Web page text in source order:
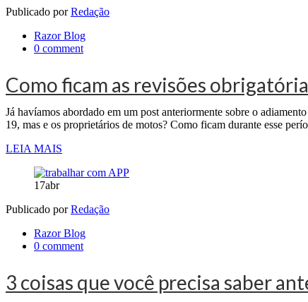
Publicado porRedação
Razor Blog
0 comment
Como ficam as revisões
Já havíamos abordado em um post anteriormente sobre o
19, mas e os proprietários de motos? Como ficam durante esse
LEIA MAIS
17abr
Publicado porRedação
Razor Blog
0 comment
3 coisas que você precisa saber